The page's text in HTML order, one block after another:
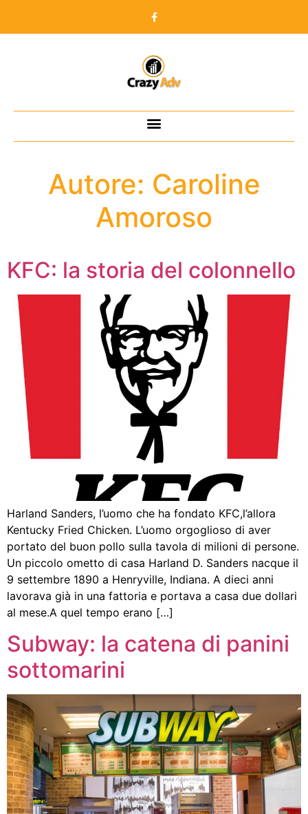
Autore: Caroline
Amoroso
KFC: la storia del colonnello
Harland Sanders, l’uomo che ha fondato KFC,l’allora
Kentucky Fried Chicken. L’uomo orgoglioso di aver
portato del buon pollo sulla tavola di milioni di persone.
Un piccolo ometto di casa Harland D. Sanders nacque il
9 settembre 1890 a Henryville, Indiana. A dieci anni
lavorava già in una fattoria e portava a casa due dollari
al mese.A quel tempo erano […]
Subway: la catena di panini
sottomarini